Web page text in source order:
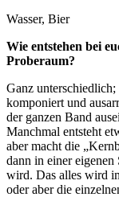
Wasser, Bier
Wie entstehen bei
Proberaum?
Ganz
komponiert und
der ganzen Band
Manchmal entsteht
aber macht die
dann in einer eigenen
wird. Das alles wird
oder aber die